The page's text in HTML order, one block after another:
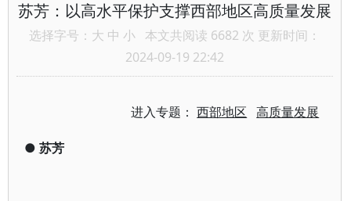
苏芳：以高水平保护支撑西部地区高质量发展
选择字号： 大 中 小 本文共阅读 6682 次 更新时间：
2024-09-19 22:42
进入专题：西部地区 高质量发展
● 苏芳